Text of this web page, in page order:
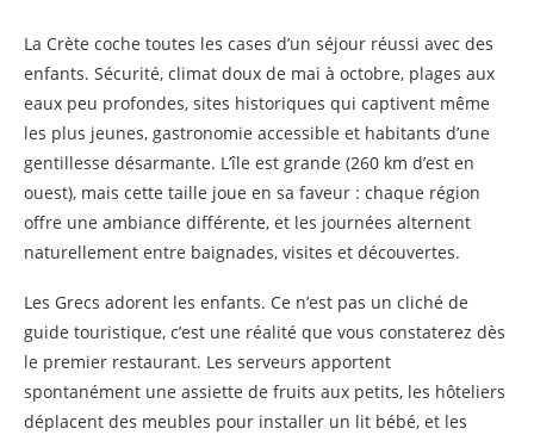
La Crète coche toutes les cases d’un séjour réussi avec des
enfants. Sécurité, climat doux de mai à octobre, plages aux
eaux peu profondes, sites historiques qui captivent même
les plus jeunes, gastronomie accessible et habitants d’une
gentillesse désarmante. L’île est grande (260 km d’est en
ouest), mais cette taille joue en sa faveur : chaque région
offre une ambiance différente, et les journées alternent
naturellement entre baignades, visites et découvertes.
Les Grecs adorent les enfants. Ce n’est pas un cliché de
guide touristique, c’est une réalité que vous constaterez dès
le premier restaurant. Les serveurs apportent
spontanément une assiette de fruits aux petits, les hôteliers
déplacent des meubles pour installer un lit bébé, et les